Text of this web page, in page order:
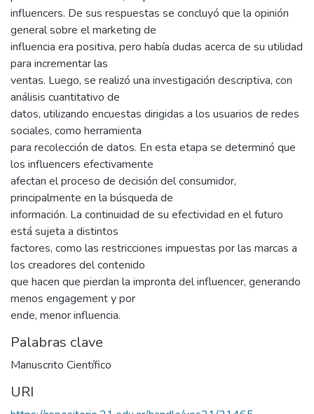
influencers. De sus respuestas se concluyó que la opinión
general sobre el marketing de
influencia era positiva, pero había dudas acerca de su utilidad
para incrementar las
ventas. Luego, se realizó una investigación descriptiva, con
análisis cuantitativo de
datos, utilizando encuestas dirigidas a los usuarios de redes
sociales, como herramienta
para recolección de datos. En esta etapa se determinó que
los influencers efectivamente
afectan el proceso de decisión del consumidor,
principalmente en la búsqueda de
información. La continuidad de su efectividad en el futuro
está sujeta a distintos
factores, como las restricciones impuestas por las marcas a
los creadores del contenido
que hacen que pierdan la impronta del influencer, generando
menos engagement y por
ende, menor influencia.
Palabras clave
Manuscrito Científico
URI